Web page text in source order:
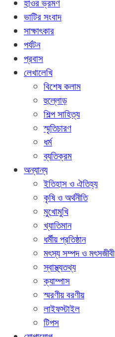
হাওর ভ্রমণ
ভাটির সংবাদ
সাক্ষাৎকার
পর্যটন
প্রবাস
লেখালেখি
বিশেষ কলাম
হুল্লোড়
শিল্প সাহিত্য
স্মৃতিচারণ
ধর্ম
ব্যতিক্রম
অন্যান্য
ইতিহাস ও ঐতিহ্য
কৃষি ও অর্থনীতি
মুখোমুখি
খ্যাতিমান
ধর্মীয় প্রতিষ্ঠান
মৎস্য সম্পদ ও মৎসজীবী
স্বাস্থ্যতথ্য
ক্যাম্পাস
স্মরণীয় বরণীয়
লাইফস্টাইল
টিপস